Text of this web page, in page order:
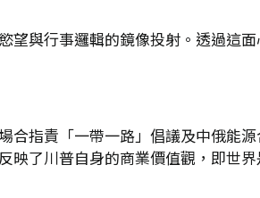
與行事邏輯的鏡像投射。透過這
指責「一帶一路」倡議及中俄能源
了川普自身的商業價值觀，即世